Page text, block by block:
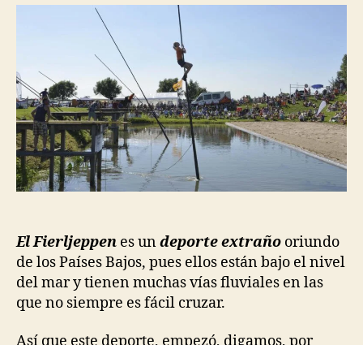
entrada
entrada
El Fierljeppen es undeporte extraño oriundo
de los Países Bajos, pues ellos están bajo el nivel
del mar y tienen muchas vías fluviales en las
que no siempre es fácil cruzar.